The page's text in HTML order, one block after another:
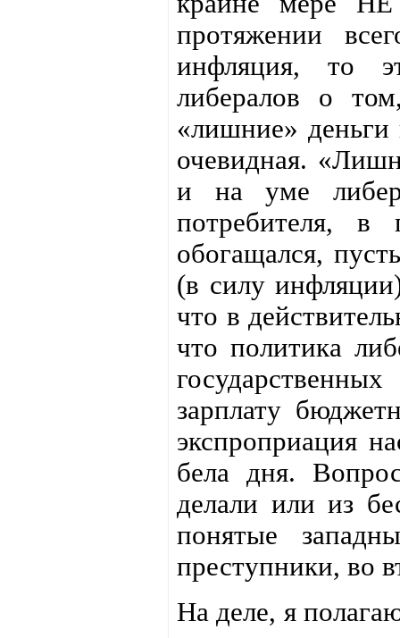
протяжении
инфляция, то
либералов о
«лишние»
очевидная.
и на уме
потребителя, в
обогащался,
(в силу
что в
что политика
зарплату
экспроприация
бела дня.
делали или из
понятые
преступники, во
На деле, я